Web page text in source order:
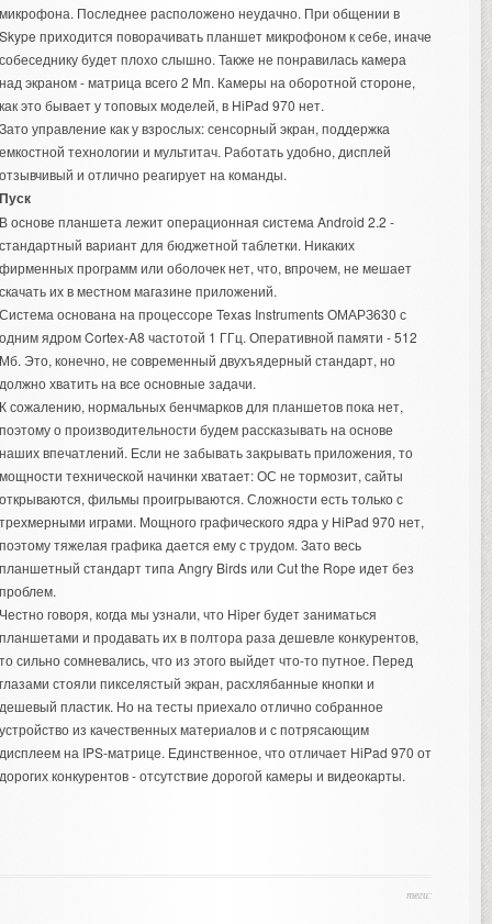
Последнее расположено неудачно. При общении в
приходится поворачивать планшет микрофоном к себе, иначе
будет плохо слышно. Также не понравилась камера
экраном - матрица всего 2 Мп. Камеры на оборотной стороне,
это бывает у топовых моделей, в HiPad 970 нет.
управление как у взрослых: сенсорный экран, поддержка
технологии и мультитач. Работать удобно, дисплей
и отлично реагирует на команды.
основе планшета лежит операционная система Android 2.2 -
вариант для бюджетной таблетки. Никаких
программ или оболочек нет, что, впрочем, не мешает
их в местном магазине приложений.
основана на процессоре Texas Instruments ОМАРЗ630 с
ядром Cortex-A8 частотой 1 ГГц. Оперативной памяти - 512
Это, конечно, не современный двухъядерный стандарт, но
хватить на все основные задачи.
сожалению, нормальных бенчмарков для планшетов пока нет,
о производительности будем рассказывать на основе
впечатлений. Если не забывать закрывать приложения, то
технической начинки хватает: ОС не тормозит, сайты
фильмы проигрываются. Сложности есть только с
играми. Мощного графического ядра у HiPad 970 нет,
тяжелая графика дается ему с трудом. Зато весь
стандарт типа Angry Birds или Cut the Rope идет без
говоря, когда мы узнали, что Hiper будет заниматься
и продавать их в полтора раза дешевле конкурентов,
сильно сомневались, что из этого выйдет что-то путное. Перед
стояли пикселястый экран, расхлябанные кнопки и
пластик. Но на тесты приехало отлично собранное
из качественных материалов и с потрясающим
на IPS-матрице. Единственное, что отличает HiPad 970 от
конкурентов - отсутствие дорогой камеры и видеокарты.
теги: